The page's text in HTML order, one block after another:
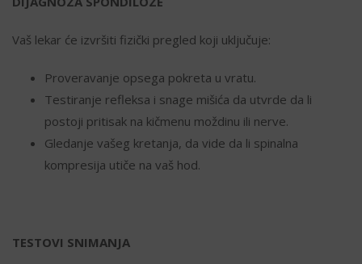
Vaš lekar će izvršiti fizički pregled koji uključuje:
Proveravanje opsega pokreta u vratu.
Testiranje refleksa i snage mišića da utvrde da li
postoji pritisak na kičmenu moždinu ili nerve.
Gledanje vašeg kretanja, da vide da li spinalna
kompresija utiče na vaš hod.
TESTOVI SNIMANJA